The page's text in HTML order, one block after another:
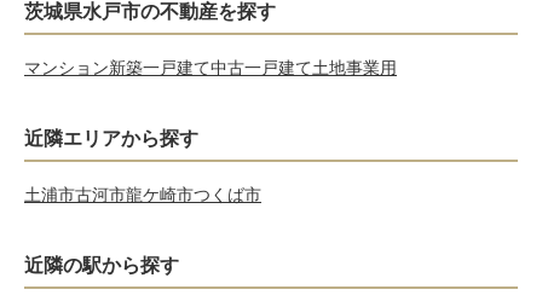
茨城県水戸市の不動産を探す
マンション新築一戸建て中古一戸建て土地事業用
近隣エリアから探す
土浦市古河市龍ケ崎市つくば市
近隣の駅から探す